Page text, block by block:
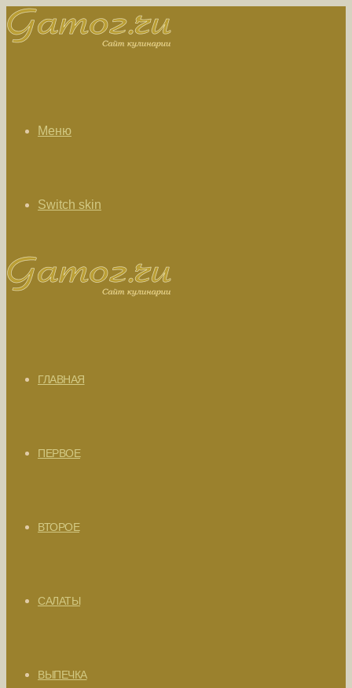
Меню
Switch skin
ГЛАВНАЯ
ПЕРВОЕ
ВТОРОЕ
САЛАТЫ
ВЫПЕЧКА